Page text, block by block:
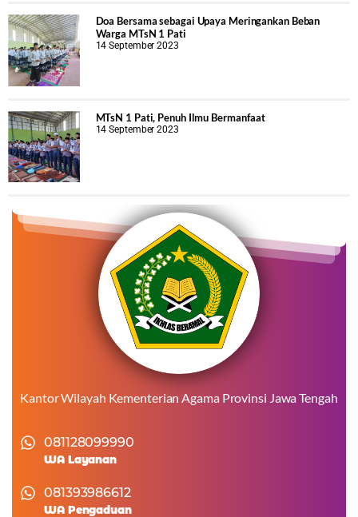
Doa Bersama sebagai Upaya Meringankan Beban
Warga MTsN 1 Pati
14 September 2023
MTsN 1 Pati, Penuh Ilmu Bermanfaat
14 September 2023
Kantor Wilayah Kementerian Agama Provinsi Jawa Tengah
081128099990
WA Layanan
081393986612
WA Pengaduan